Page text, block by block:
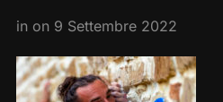
in on 9 Settembre 2022